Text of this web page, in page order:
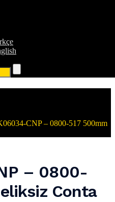
CNP – 0800-517 500mm
– 0800-
Conta